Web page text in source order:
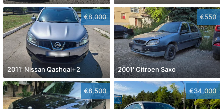
€8,000
2011' Nissan Qashqai+2
€550
2001' Citroen Saxo
€8,500 €34,000